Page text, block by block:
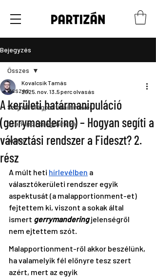
Bejegyzés
Összes
Szignál világpolitikai hírlevél
Szerkesztőségi hírlevél
Archív
Összes
A kerületi határmanipuláció
(gerrymandering) – Hogyan segíti a
választási rendszer a Fideszt? 2.
rész
Kovalcsik Tamás
2025. nov. 13. 5 perc olvasás
A múlt heti hírlevélben a
választókerületi rendszer egyik
aspektusát (a malapportionment-et)
fejtettem ki, viszont a sokak által
ismert gerrymandering jelenségről
nem ejtettem szót.
Malapportionment-ről akkor beszélünk,
ha valamelyik fél előnyre tesz szert
azért, mert az egyik